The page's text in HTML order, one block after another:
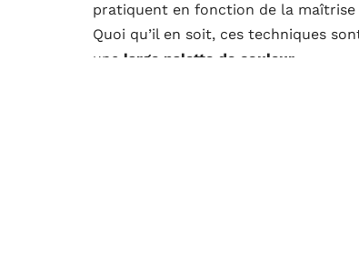
pratiquent en fonction de la maîtrise
Quoi qu’il en soit, ces techniques
une large palette de couleur